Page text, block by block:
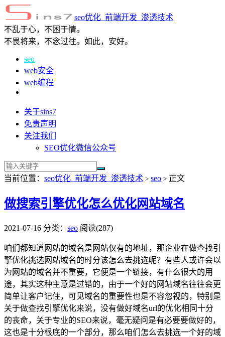
seo优化_前端开发_渗透技术
不乱于心，不困于情。
不畏将来，不念过往。如此，安好。
seo
web安全
web编程
关于sins7
免责声明
关注我们
SEO优化微信公众号
当前位置： seo优化_前端开发_渗透技术 > seo > 正文
做搜索引擎优化怎么优化网站域名
2021-07-16 分类： seo 阅读(287)
咱们都知道网站的域名是网站仅有的地址，那企业在做查找引
擎优化挑选网站域名的时分该怎么去挑选呢？有些人或许会以
为网站的域名并不重要，它便是一个链接，有什么很大的用
途，其实这种主意是过错的，由于一个好的网站域名往往会更
简单让客户记住，可见域名的重要性也是不容忽视的，特别是
关于做查找引擎优化来说，没有做好域名url的优化相同十分
的丧命，关于专业的SEO来说，毫无疑问是有必要要做好的，
这也是十分根底的一个部分，那么咱们怎么去挑选一个好的域